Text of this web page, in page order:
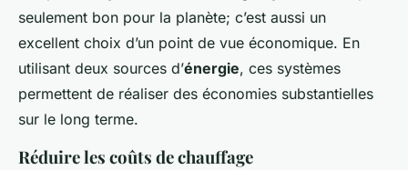
seulement bon pour la planète; c’est aussi un
excellent choix d’un point de vue économique. En
utilisant deux sources d’énergie, ces systèmes
permettent de réaliser des économies substantielles
sur le long terme.
Réduire les coûts de chauffage